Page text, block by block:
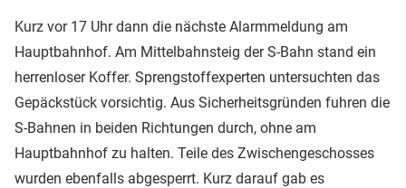
Kurz vor 17 Uhr dann die nächste Alarmmeldung am
Hauptbahnhof. Am Mittelbahnsteig der S-Bahn stand ein
herrenloser Koffer. Sprengstoffexperten untersuchten das
Gepäckstück vorsichtig. Aus Sicherheitsgründen fuhren die
S-Bahnen in beiden Richtungen durch, ohne am
Hauptbahnhof zu halten. Teile des Zwischengeschosses
wurden ebenfalls abgesperrt. Kurz darauf gab es